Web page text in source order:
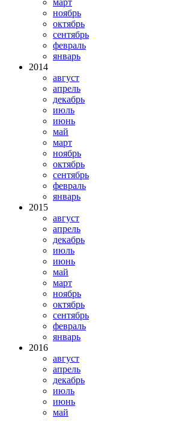
март
ноябрь
октябрь
сентябрь
февраль
январь
2014
август
апрель
декабрь
июль
июнь
май
март
ноябрь
октябрь
сентябрь
февраль
январь
2015
август
апрель
декабрь
июль
июнь
май
март
ноябрь
октябрь
сентябрь
февраль
январь
2016
август
апрель
декабрь
июль
июнь
май